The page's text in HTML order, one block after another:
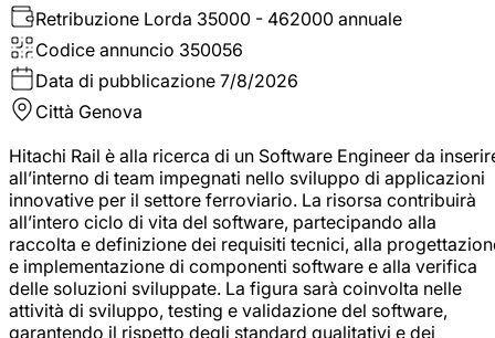
Retribuzione Lorda 35000 - 462000 annuale
Codice annuncio 350056
Data di pubblicazione 7/8/2026
Città Genova
Hitachi Rail è alla ricerca di un Software Engineer da
all’interno di team impegnati nello sviluppo di applicazioni
innovative per il settore ferroviario. La risorsa contribuirà
all’intero ciclo di vita del software, partecipando alla
raccolta e definizione dei requisiti tecnici, alla
e implementazione di componenti software e alla verifica
delle soluzioni sviluppate. La figura sarà coinvolta nelle
attività di sviluppo, testing e validazione del software,
garantendo il rispetto degli standard qualitativi e dei